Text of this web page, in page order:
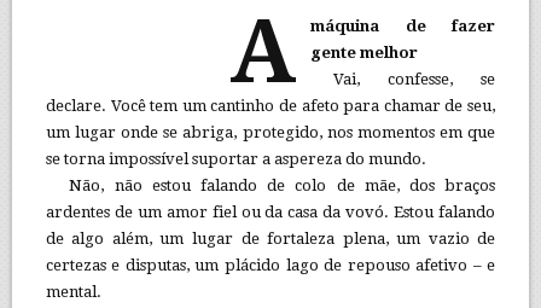
A
máquina de fazer
gente melhor
Vai, confesse, se
declare. Você tem um cantinho de afeto para chamar de seu,
um lugar onde se abriga, protegido, nos momentos em que
se torna impossível suportar a aspereza do mundo.
Não, não estou falando de colo de mãe, dos braços
ardentes de um amor fiel ou da casa da vovó. Estou falando
de algo além, um lugar de fortaleza plena, um vazio de
certezas e disputas, um plácido lago de repouso afetivo – e
mental.